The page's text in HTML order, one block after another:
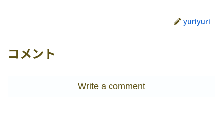
yuriyuri
コメント
Write a comment